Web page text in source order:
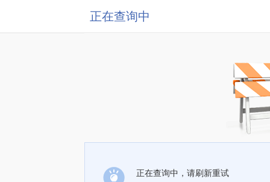
正在查询中
正在查询中，请刷新重试